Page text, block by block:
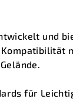
und
für